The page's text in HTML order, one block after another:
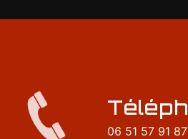
06 51 57 91 87